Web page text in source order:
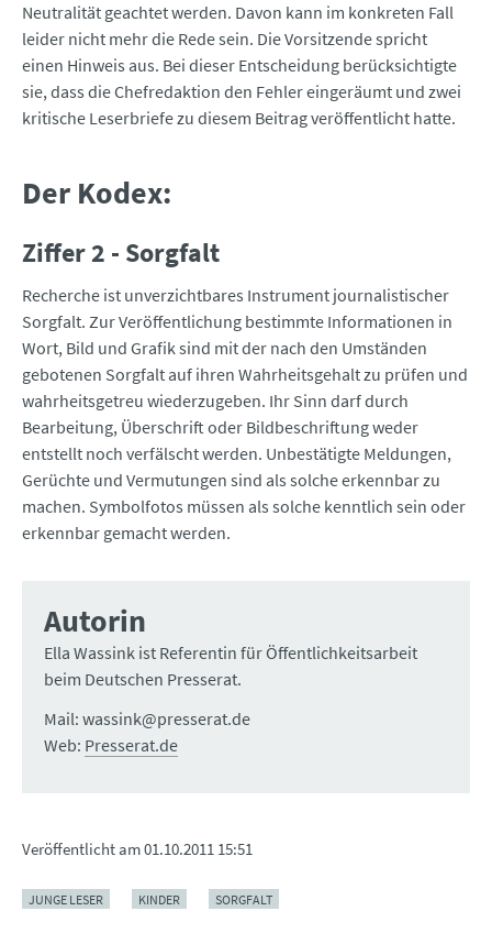
Neutralität geachtet werden. Davon kann im konkreten Fall
leider nicht mehr die Rede sein. Die Vorsitzende spricht
einen Hinweis aus. Bei dieser Entscheidung berücksichtigte
sie, dass die Chefredaktion den Fehler eingeräumt und zwei
kritische Leserbriefe zu diesem Beitrag veröffentlicht hatte.
Der Kodex:
Ziffer 2 - Sorgfalt
Recherche ist unverzichtbares Instrument journalistischer
Sorgfalt. Zur Veröffentlichung bestimmte Informationen in
Wort, Bild und Grafik sind mit der nach den Umständen
gebotenen Sorgfalt auf ihren Wahrheitsgehalt zu prüfen und
wahrheitsgetreu wiederzugeben. Ihr Sinn darf durch
Bearbeitung, Überschrift oder Bildbeschriftung weder
entstellt noch verfälscht werden. Unbestätigte Meldungen,
Gerüchte und Vermutungen sind als solche erkennbar zu
machen. Symbolfotos müssen als solche kenntlich sein oder
erkennbar gemacht werden.
Autorin
Ella Wassink ist Referentin für Öffentlichkeitsarbeit
beim Deutschen Presserat.
Mail: wassink@presserat.de
Web: Presserat.de
Veröffentlicht am01.10.2011 15:51
JUNGE LESER KINDER SORGFALT